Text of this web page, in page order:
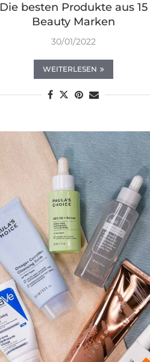
Die besten Produkte aus 15
Beauty Marken
30/01/2022
WEITERLESEN